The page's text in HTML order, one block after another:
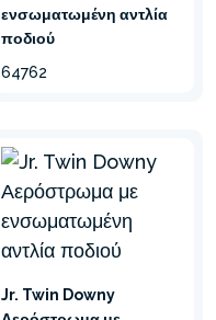
ενσωματωμένη αντλία
ποδιού
64762
Jr. Twin Downy